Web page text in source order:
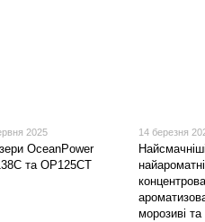
2025
OceanPower
та OP125CT
14 березня
морозиві